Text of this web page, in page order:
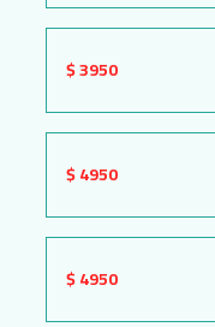
3950 $
4950 $
4950 $